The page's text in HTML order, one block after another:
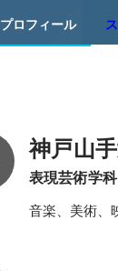
プロフィール
神戸山
表現芸術学科
音楽、美術、